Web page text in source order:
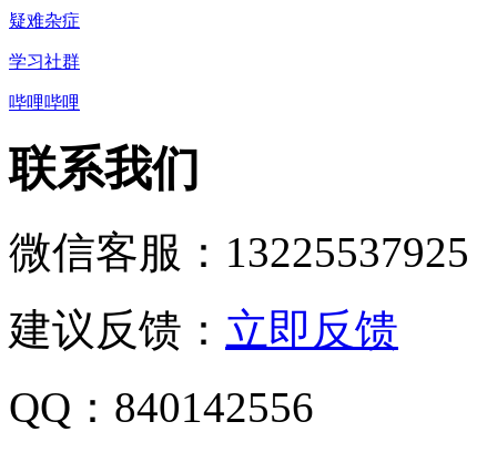
疑难杂症
学习社群
哔哩哔哩
联系我们
微信客服：13225537925
建议反馈： 立即反馈
QQ：840142556